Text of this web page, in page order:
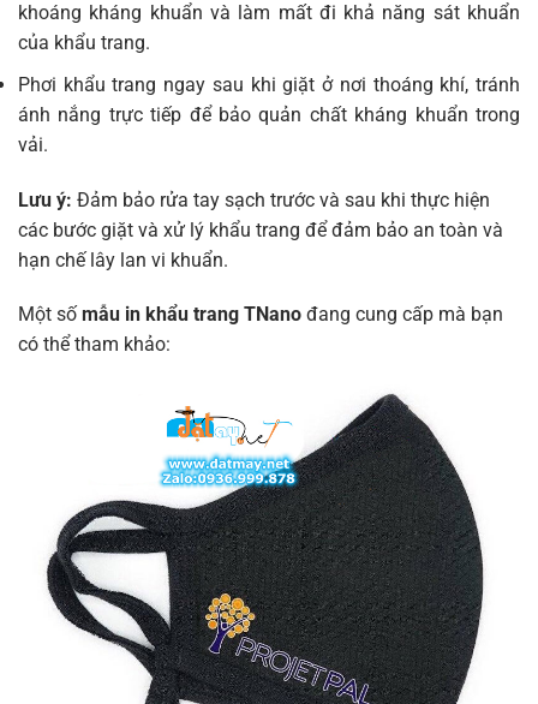
khoáng kháng khuẩn và làm mất đi khả năng sát khuẩn
của khẩu trang.
Phơi khẩu trang ngay sau khi giặt ở nơi thoáng khí, tránh
ánh nắng trực tiếp để bảo quản chất kháng khuẩn trong
vải.
Lưu ý: Đảm bảo rửa tay sạch trước và sau khi thực hiện
các bước giặt và xử lý khẩu trang để đảm bảo an toàn và
hạn chế lây lan vi khuẩn.
Một số mẫu in khẩu trang TNano đang cung cấp mà bạn
có thể tham khảo: